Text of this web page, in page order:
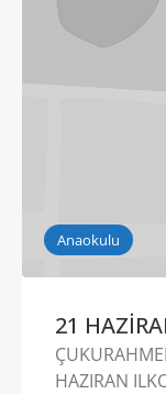
Anaokulu
21
HAZIRAN